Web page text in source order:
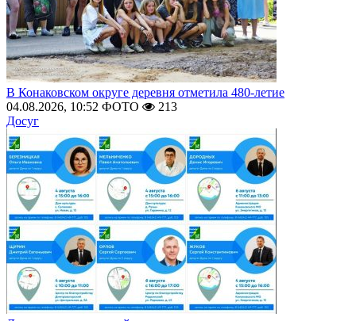
В Конаковском округе деревня отметила 480-летие
04.08.2026, 10:52 ФОТО
213
Досуг